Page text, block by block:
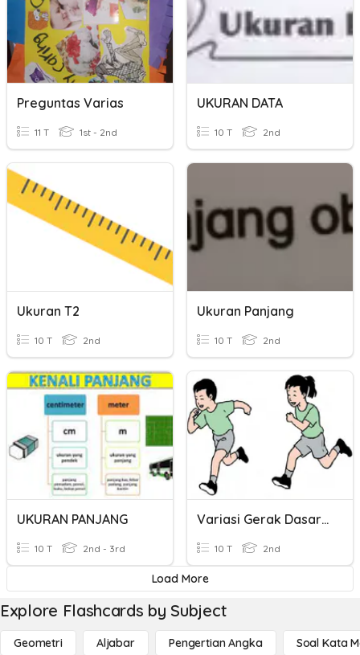
Preguntas Varias
11 T 1st - 2nd
UKURAN DATA
10 T 2nd
Ukuran T2
10 T 2nd
Ukuran Panjang
10 T 2nd
UKURAN PANJANG
10 T 2nd - 3rd
Variasi Gerak Dasar Lokomotor
10 T 2nd
Load More
Explore Flashcards by Subject
Geometri Aljabar Pengertian Angka Soal Kata